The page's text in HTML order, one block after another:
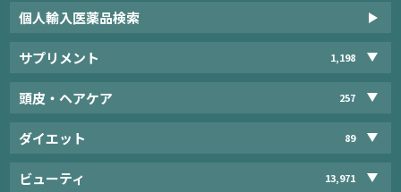
個人輸入医薬品検索
サプリメント 1,198
頭皮・ヘアケア 257
ダイエット 89
ビューティ 13,971